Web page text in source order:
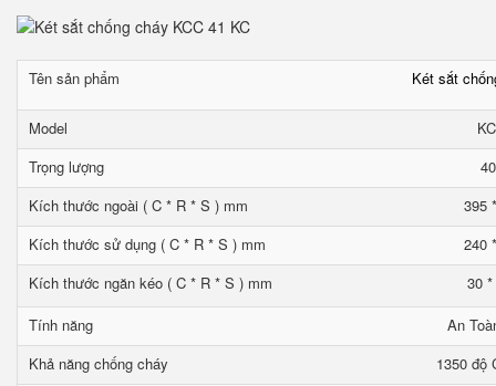
Tên sản phẩm Két sắt
Model
Trọng lượng
Kích thước ngoài ( C * R * S ) mm
395
Kích thước sử dụng ( C * R * S ) mm
240
Kích thước ngăn kéo ( C * R * S ) mm
30
Tính năng
An
Khả năng chống cháy
1350 độ